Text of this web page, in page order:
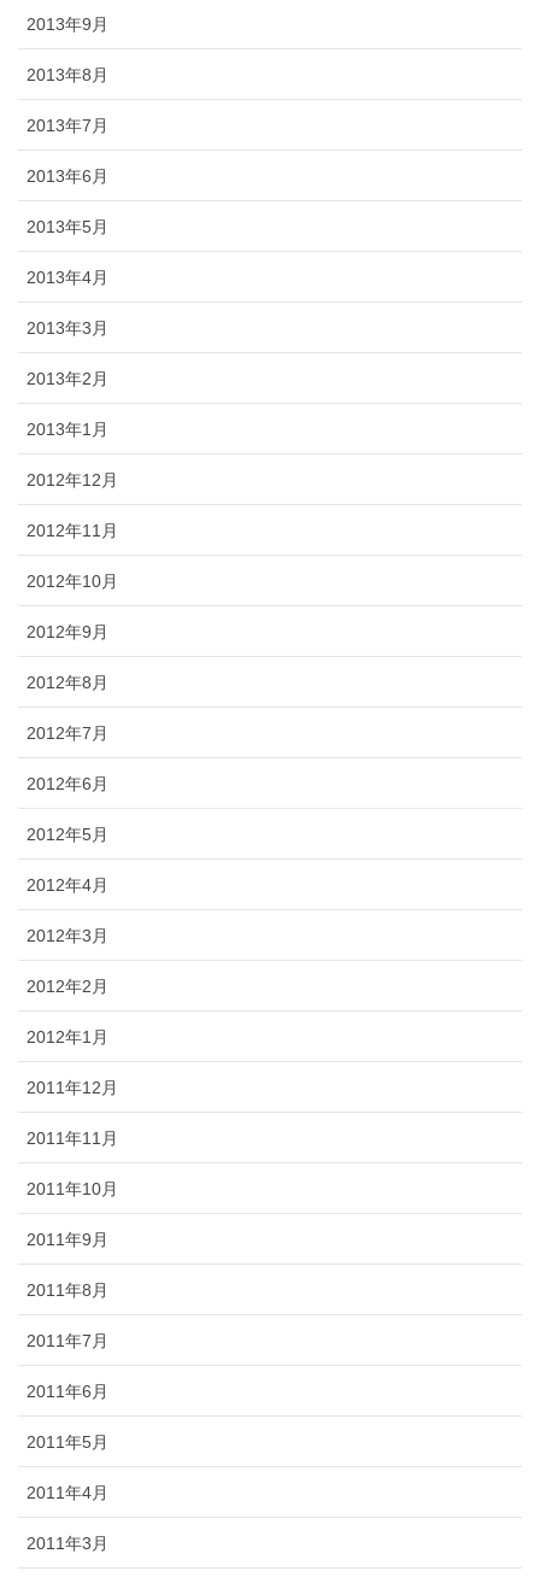
2013年9月
2013年8月
2013年7月
2013年6月
2013年5月
2013年4月
2013年3月
2013年2月
2013年1月
2012年12月
2012年11月
2012年10月
2012年9月
2012年8月
2012年7月
2012年6月
2012年5月
2012年4月
2012年3月
2012年2月
2012年1月
2011年12月
2011年11月
2011年10月
2011年9月
2011年8月
2011年7月
2011年6月
2011年5月
2011年4月
2011年3月